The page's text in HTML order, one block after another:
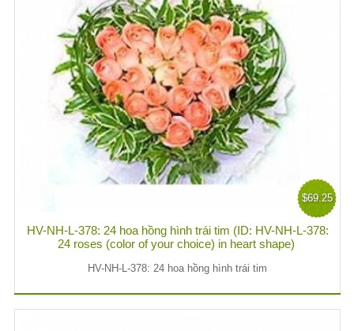
$69.25
HV-NH-L-378: 24 hoa hồng hình trái tim (ID: HV-NH-L-378:
24 roses (color of your choice) in heart shape)
HV-NH-L-378: 24 hoa hồng hình trái tim